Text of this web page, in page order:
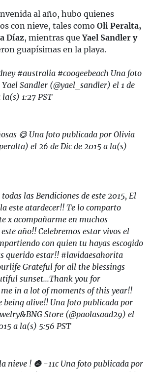
al año, hubo quienes
con nieve, tales como Oli Peralta,
Díaz, mientras queYael Sandler y
guapísimas en la playa.
#australia #coogeebeach Una foto
Sandler (@yael_sandler) el 1 de
la(s) 1:27 PST
😋 Una foto publicada por Olivia
el 26 de Dic de 2015 a la(s)
las Bendiciones de este 2015, El
este atardecer!! Te lo comparto
x acompañarme en muchos
año!! Celebremos estar vivos el
con quien tu hayas escogido
querido estar!! #lavidaesahorita
Grateful for all the blessings
sunset...Thank you for
in a lot of moments of this year!!
being alive!! Una foto publicada por
Store (@paolasaad29) el
a la(s) 5:56 PST
nieve ! 🌚 -11c Una foto publicada por